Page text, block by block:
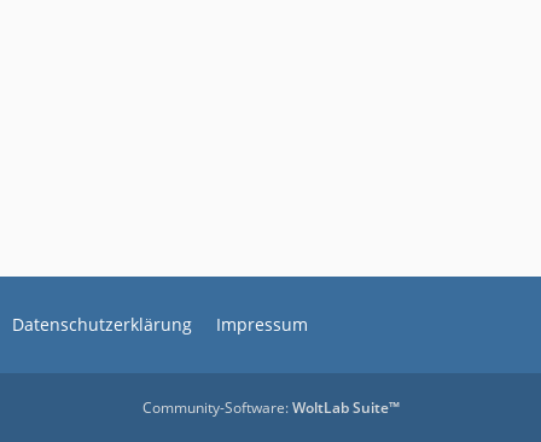
Datenschutzerklärung Impressum
Community-Software:WoltLab Suite™